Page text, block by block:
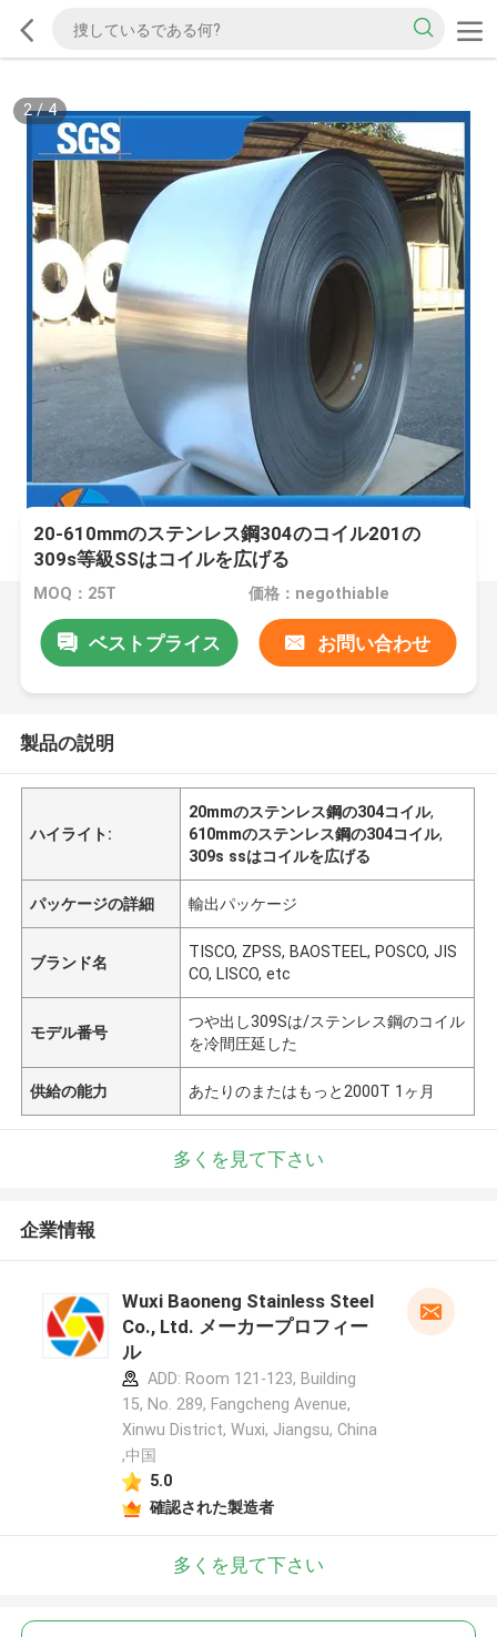
2/4
20-610mmのステンレス鋼304のコイル201の
309s等級SSはコイルを広げる
MOQ：25T 価格：negothiable
ベストプライス お問い合わせ
製品の説明
ハイライト:
20mmのステンレス鋼の304コイル,
610mmのステンレス鋼の304コイル,
309s ssはコイルを広げる
パッケージの詳細 輸出パッケージ
ブランド名
TISCO, ZPSS, BAOSTEEL, POSCO, JIS
CO, LISCO, etc
モデル番号
つや出し309Sは/ステンレス鋼のコイル
を冷間圧延した
供給の能力 あたりのまたはもっと2000T 1ヶ月
多くを見て下さい
企業情報
Wuxi Baoneng Stainless Steel
Co., Ltd. メーカープロフィー
ル
ADD: Room 121-123, Building
15, No. 289, Fangcheng Avenue,
Xinwu District, Wuxi, Jiangsu, China
,中国
5.0
確認された製造者
多くを見て下さい